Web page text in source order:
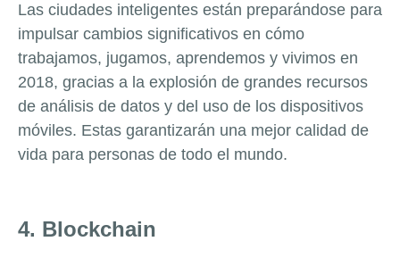
Las ciudades inteligentes están preparándose para
impulsar cambios significativos en cómo
trabajamos, jugamos, aprendemos y vivimos en
2018, gracias a la explosión de grandes recursos
de análisis de datos y del uso de los dispositivos
móviles. Estas garantizarán una mejor calidad de
vida para personas de todo el mundo.
4. Blockchain